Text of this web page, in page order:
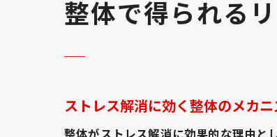
整体で得られる
ストレス解消に効く整体のメカ
整体がストレス解消に効果的な理由と